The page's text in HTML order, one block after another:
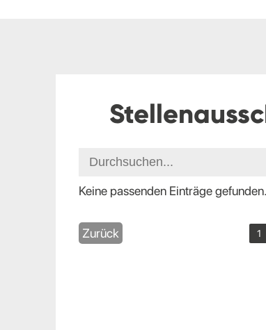
Keine passenden Einträge gefunden.
Zurück 1